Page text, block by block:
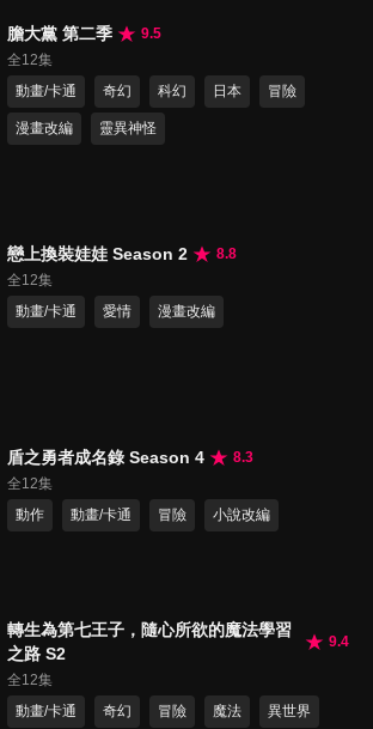
膽大黨 第二季
9.5
全12集
動畫/卡通
奇幻 科幻 日本 冒險
漫畫改編 靈異神怪
戀上換裝娃娃 Season 2
8.8
全12集
動畫/卡通
愛情 漫畫改編
盾之勇者成名錄 Season 4
8.3
全12集
動作
動畫/卡通 冒險 小說改編
轉生為第七王子，隨心所欲的魔法學習
之路 S2
9.4
全12集
動畫/卡通
奇幻 冒險 魔法 異世界